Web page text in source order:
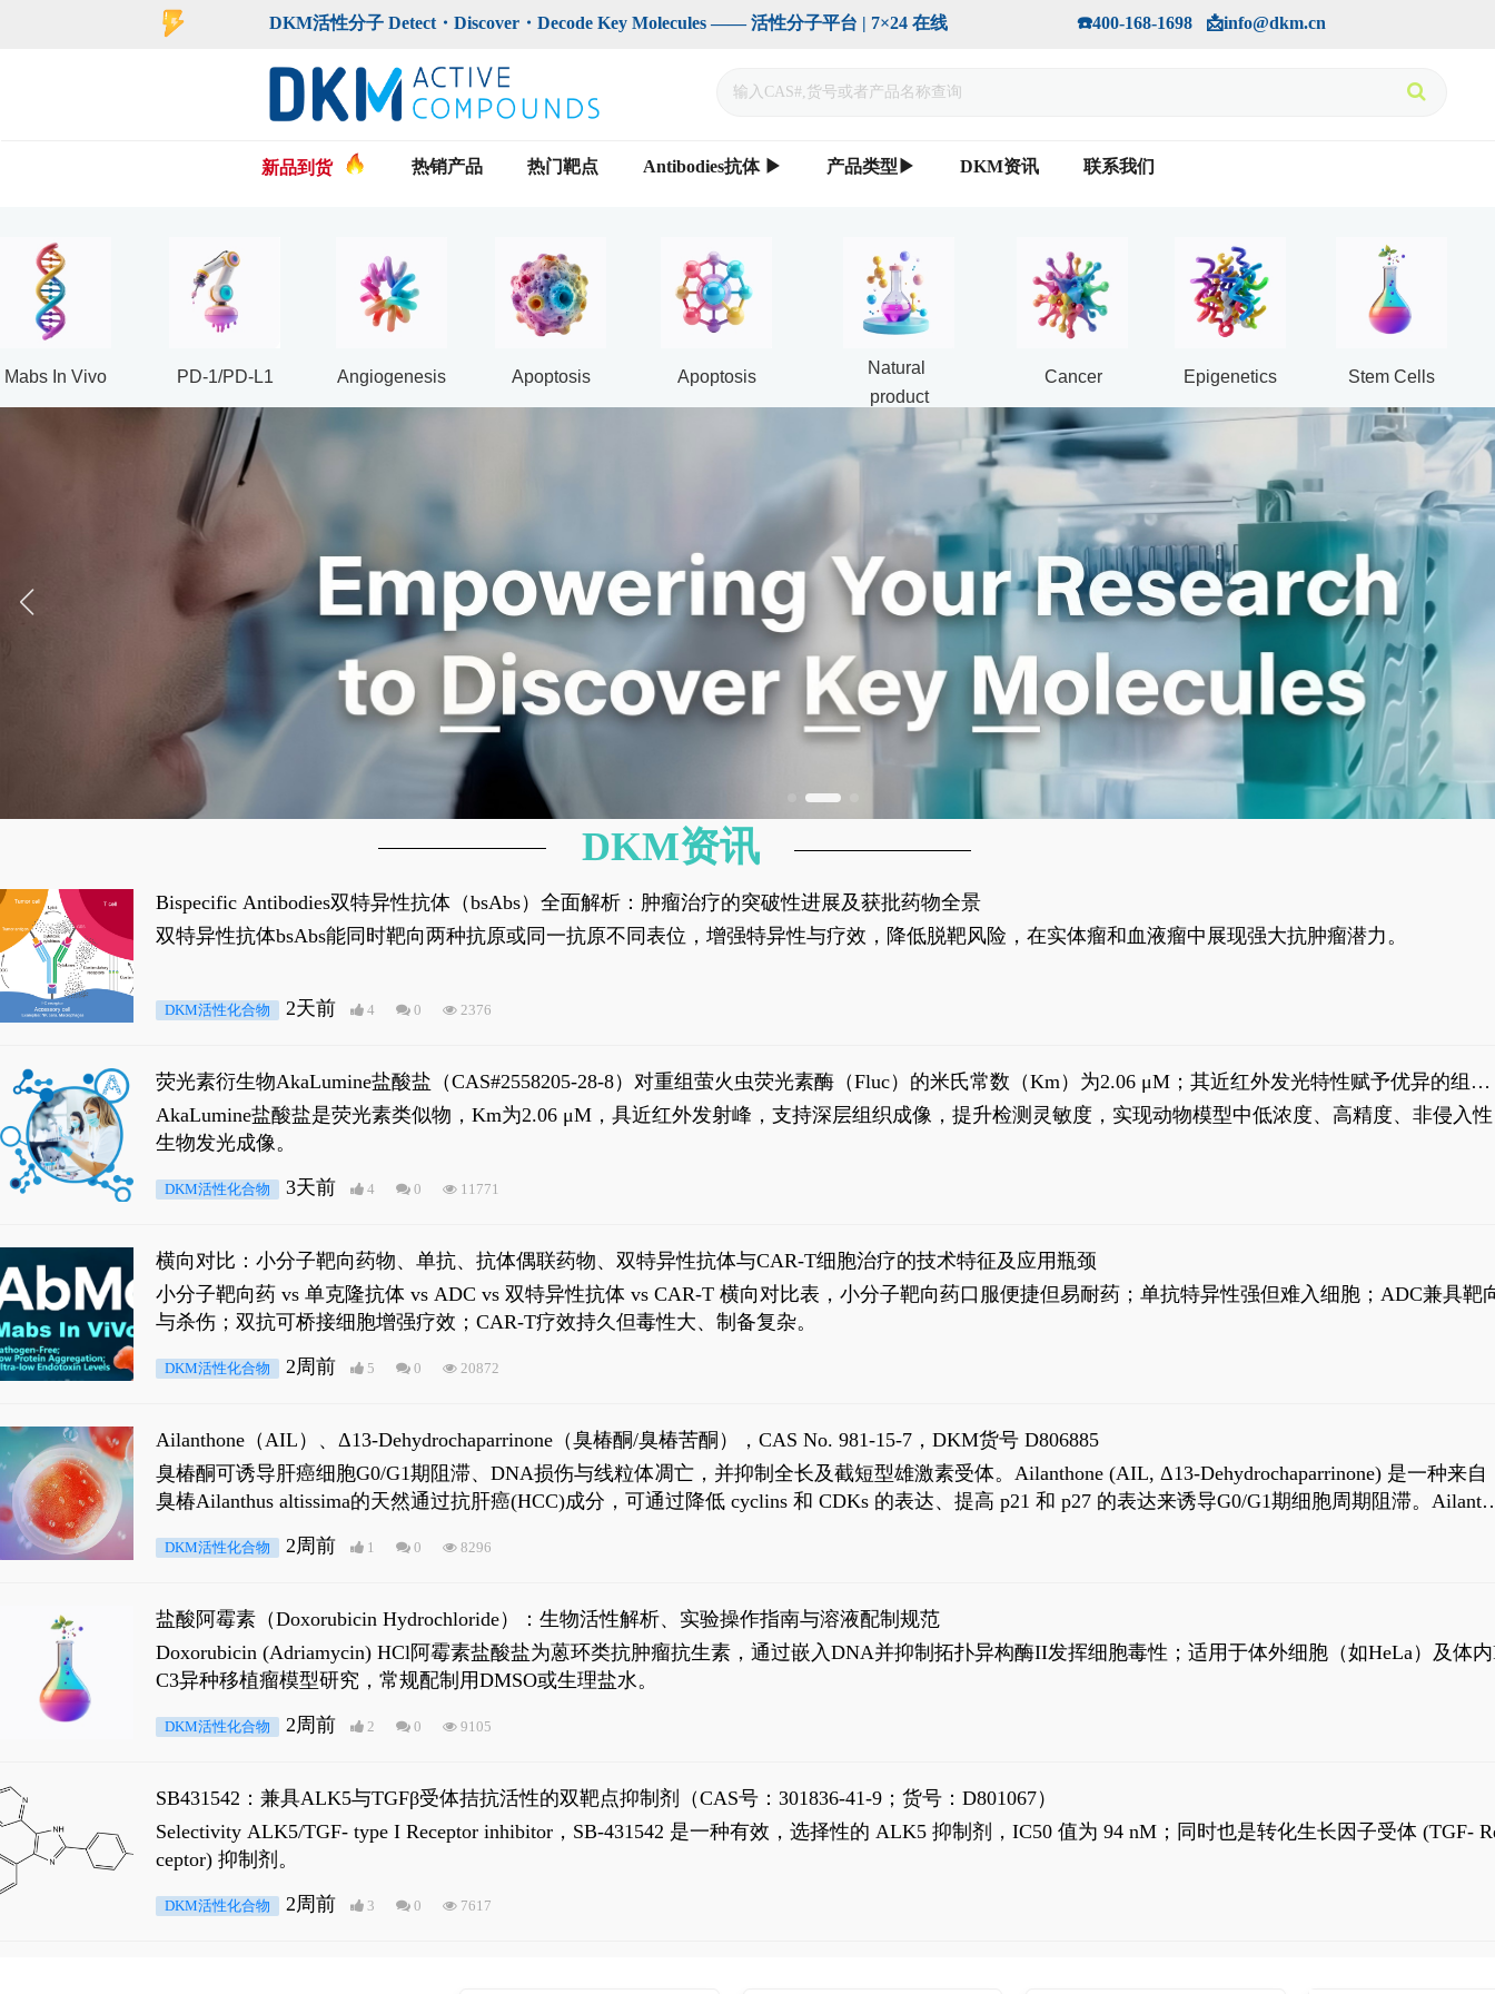
手机版
DKM活性分子 Detect・Discover・Decode Key Molecules —— 活性分子平台 | 7×24 在线                             ☎️400-168-1698   📩info@dkm.cn
新品到货 热销产品 热门靶点 Antibodies抗体 ▶ 产品类型▶ DKM资讯 联系我们
Mabs In Vivo PD-1/PD-L1 Angiogenesis Apoptosis Apoptosis
Natural
product
Cancer Epigenetics Stem Cells
Bispecific Antibodies双特异性抗体（bsAbs）全面解析：肿瘤治疗的突破性进展及获批药物全景
双特异性抗体bsAbs能同时靶向两种抗原或同一抗原不同表位，增强特异性与疗效，降低脱靶风险，在实体瘤和血液瘤中展现强大抗肿瘤潜力。
DKM活性化合物 2天前 4 0 2376
荧光素衍生物AkaLumine盐酸盐（CAS#2558205-28-8）对重组萤火虫荧光素酶（Fluc）的米氏常数（Km）为2.06 μM；其近红外发光特性赋予优异的组织
穿透能力，大幅增强成像信噪比，从而实现活体动物模型中极低给药剂量下的高灵敏度、非侵入式生物发光动态追踪。
AkaLumine盐酸盐是荧光素类似物，Km为2.06 μM，具近红外发射峰，支持深层组织成像，提升检测灵敏度，实现动物模型中低浓度、高精度、非侵入性
生物发光成像。
DKM活性化合物 3天前 4 0 11771
横向对比：小分子靶向药物、单抗、抗体偶联药物、双特异性抗体与CAR-T细胞治疗的技术特征及应用瓶颈
小分子靶向药 vs 单克隆抗体 vs ADC vs 双特异性抗体 vs CAR-T 横向对比表，小分子靶向药口服便捷但易耐药；单抗特异性强但难入细胞；ADC兼具靶
与杀伤；双抗可桥接细胞增强疗效；CAR-T疗效持久但毒性大、制备复杂。
DKM活性化合物 2周前 5 0 20872
Ailanthone（AIL）、Δ13-Dehydrochaparrinone（臭椿酮/臭椿苦酮），CAS No. 981-15-7，DKM货号 D806885
臭椿酮可诱导肝癌细胞G0/G1期阻滞、DNA损伤与线粒体凋亡，并抑制全长及截短型雄激素受体。Ailanthone (AIL, Δ13-Dehydrochaparrinone) 是一种来自
臭椿Ailanthus altissima的天然通过抗肝癌(HCC)成分，可通过降低 cyclins 和 CDKs 的表达、提高 p21 和 p27 的表达来诱导G0/G1期细胞周期阻滞。
是全长 Androgen Receptor (AR-FL)和组成型活性截断AR剪接变体(AR-Vs, AR1-651)的抑制剂，对应的IC50值分别为69 nM和309 nM。
DKM活性化合物 2周前 1 0 8296
盐酸阿霉素（Doxorubicin Hydrochloride）：生物活性解析、实验操作指南与溶液配制规范
Doxorubicin (Adriamycin) HCl阿霉素盐酸盐为蒽环类抗肿瘤抗生素，通过嵌入DNA并抑制拓扑异构酶II发挥细胞毒性；适用于体外细胞（如HeLa）及体内
C3异种移植瘤模型研究，常规配制用DMSO或生理盐水。
DKM活性化合物 2周前 2 0 9105
SB431542：兼具ALK5与TGFβ受体拮抗活性的双靶点抑制剂（CAS号：301836-41-9；货号：D801067）
Selectivity ALK5/TGF- type I Receptor inhibitor，SB-431542 是一种有效，选择性的 ALK5 抑制剂，IC50 值为 94 nM；同时也是转化生长因子受体 (TGF-
ceptor) 抑制剂。
DKM活性化合物 2周前 3 0 7617
DKM资讯